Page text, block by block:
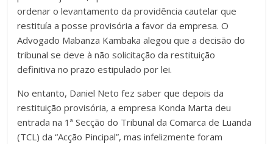
ordenar o levantamento da providência cautelar que
restituía a posse provisória a favor da empresa. O
Advogado Mabanza Kambaka alegou que a decisão do
tribunal se deve à não solicitação da restituição
definitiva no prazo estipulado por lei.
No entanto, Daniel Neto fez saber que depois da
restituição provisória, a empresa Konda Marta deu
entrada na 1ª Secção do Tribunal da Comarca de Luanda
(TCL) da “Acção Pincipal”, mas infelizmente foram